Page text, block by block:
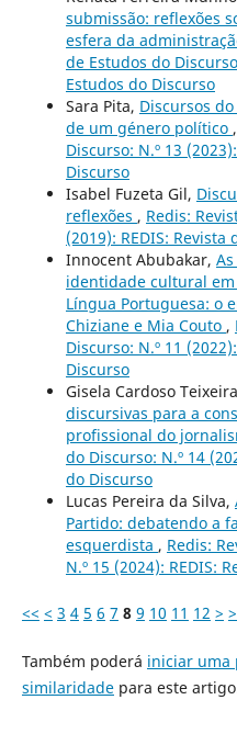
submissão: reflexões
esfera da
de Estudos do
Estudos do Discurso
Sara Pita, Discursos
de um género político ,
Discurso: N.º 13
Discurso
Isabel Fuzeta Gil,
reflexões , Redis:
(2019): REDIS:
Innocent Abubakar,
identidade cultural
Língua Portuguesa: o
Chiziane e Mia Couto ,
Discurso: N.º 11
Discurso
Gisela Cardoso
discursivas para a
profissional do
do Discurso: N.º 14
do Discurso
Lucas Pereira da Silva,
Partido: debatendo a
esquerdista , Redis:
N.º 15 (2024): REDIS:
<< < 3 4 5 6 7 8 9 10 11 12 >
Também poderá iniciar uma
similaridadepara este